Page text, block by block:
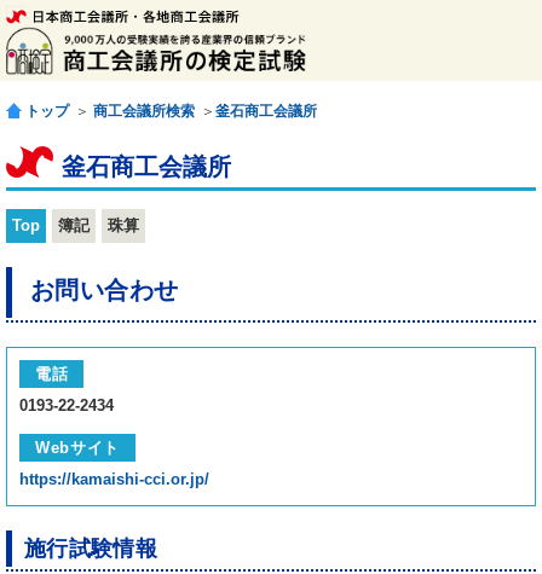
トップ ＞ 商工会議所検索 ＞ 釜石商工会議所
釜石商工会議所
Top 簿記 珠算
お問い合わせ
電話
0193-22-2434
Webサイト
https://kamaishi-cci.or.jp/
施行試験情報